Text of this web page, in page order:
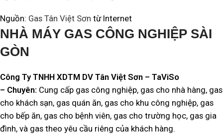
Nguồn: Gas Tân Việt Sơn từ Internet
NHÀ MÁY GAS CÔNG NGHIỆP SÀI
GÒN
Công Ty TNHH XDTM DV Tân Việt Sơn – TaViSo
– Chuyên: Cung cấp gas công nghiệp, gas cho nhà hàng, gas
cho khách sạn, gas quán ăn, gas cho khu công nghiệp, gas
cho bếp ăn, gas cho bệnh viên, gas cho trường học, gas gia
đình, và gas theo yêu cầu riêng của khách hàng.